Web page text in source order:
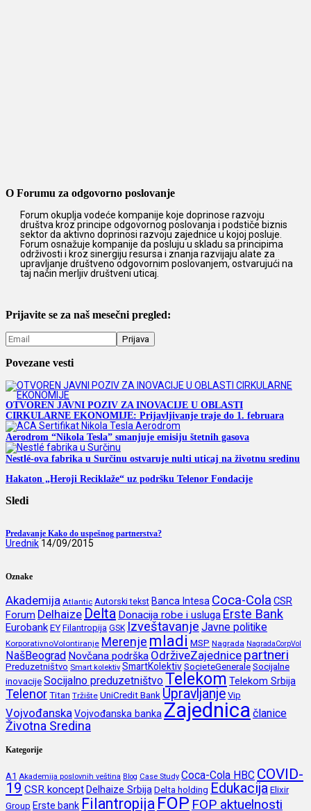
O Forumu za odgovorno poslovanje
Forum okuplja vodeće kompanije koje doprinose razvoju
društva kroz principe odgovornog poslovanja i podstiče biznis
sektor da aktivno doprinosi razvoju zajednice u kojoj posluje.
Forum osnažuje kompanije da posluju u skladu sa principima
održivosti i kroz sinergiju resursa i znanja razvijaju alate za
upravljanje društveno odgovornim poslovanjem, ostvarujući na
taj način merljiv društveni uticaj.
Prijavite se za naš mesečni pregled:
Povezane vesti
OTVOREN JAVNI POZIV ZA INOVACIJE U OBLASTI
CIRKULARNE EKONOMIJE: Prijavljivanje traje do 1. februara
Aerodrom “Nikola Tesla” smanjuje emisiju štetnih gasova
Nestlé-ova fabrika u Surčinu ostvaruje nulti uticaj na životnu sredinu
Hakaton „Heroji Reciklaže“ uz podršku Telenor Fondacije
Sledi
Predavanje Kako do uspešnog partnerstva?
Urednik 14/09/2015
Oznake
Akademija Atlantic Autorski tekst Banca Intesa Coca-Cola CSR
Forum Delhaize Delta Donacija robe i usluga Erste Bank
EurobankEY Filantropija GSK Izveštavanje Javne politike
KorporativnoVolontiranje Merenje mladi MSP Nagrada NagradaCorpVol
NašBeograd Novčana podrška OdrživeZajednice partneri
Preduzetništvo Smart kolektiv SmartKolektivSocieteGeneraleSocijalne
inovacijeSocijalno preduzetništvoTelekom Telekom Srbija
TelenorTitan Tržište UniCredit Bank Upravljanje Vip
VojvođanskaVojvođanska banka Zajednica članice
Životna Sredina
Kategorije
A1 Akademija poslovnih veština Blog Case Study Coca-Cola HBC COVID-
19 CSR konceptDelhaize Srbija Delta holding Edukacija Elixir
Group Erste bank Filantropija FOP FOP aktuelnosti